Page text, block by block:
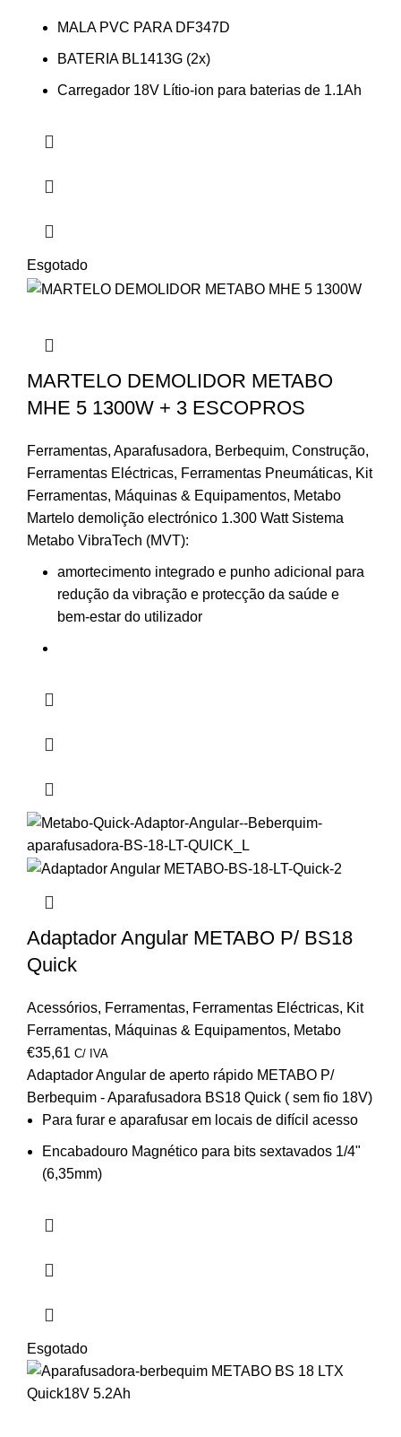
MALA PVC PARA DF347D
BATERIA BL1413G (2x)
Carregador 18V Lítio-ion para baterias de 1.1Ah
Esgotado
MARTELO DEMOLIDOR METABO
MHE 5 1300W + 3 ESCOPROS
Ferramentas, Aparafusadora, Berbequim, Construção,
Ferramentas Eléctricas, Ferramentas Pneumáticas, Kit
Ferramentas, Máquinas & Equipamentos, Metabo
Martelo demolição electrónico 1.300 Watt Sistema
Metabo VibraTech (MVT):
amortecimento integrado e punho adicional para
redução da vibração e protecção da saúde e
bem-estar do utilizador
Adaptador Angular METABO P/ BS18
Quick
Acessórios, Ferramentas, Ferramentas Eléctricas, Kit
Ferramentas, Máquinas & Equipamentos, Metabo
€35,61 C/ IVA
Adaptador Angular de aperto rápido METABO P/
Berbequim -Aparafusadora BS18 Quick ( sem fio 18V)
Para furar e aparafusar em locais de difícil acesso
Encabadouro Magnético para bits sextavados 1/4"
(6,35mm)
Esgotado